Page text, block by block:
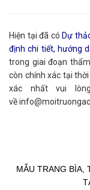
Hiện tại đã có Dự
định chi tiết, hướng
trong giai đoạn
còn chính xác tại
xác nhấtvui
về
MẪU TRANG BÌA,